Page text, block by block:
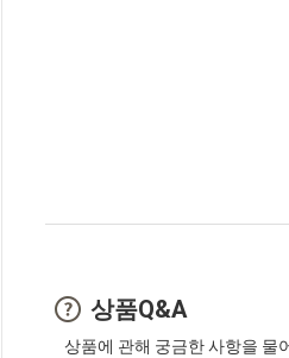
상품Q&A
상품에 관해 궁금한 사항을 물